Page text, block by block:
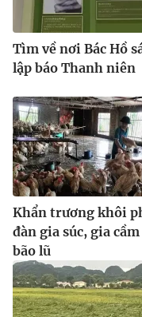
Tìm về nơi Bác Hồ
lập báo Thanh niên
Khẩn trương khôi
đàn gia súc, gia cầm
bão lũ